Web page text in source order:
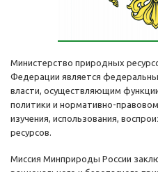
Министерство природных
Федерации является
власти, осуществляющим
политики и нормативно-
изучения, использования,
ресурсов.
Миссия Минприроды России